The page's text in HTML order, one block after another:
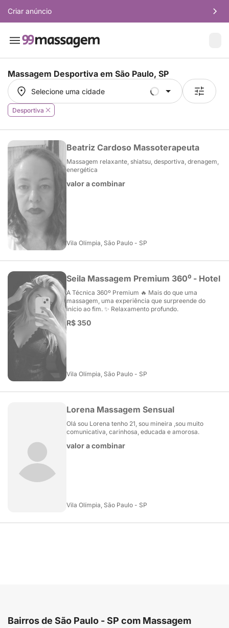
Criar anúncio
Massagem Desportiva em São Paulo, SP
Selecione uma cidade
Selecione uma cidade
Desportiva
Beatriz Cardoso Massoterapeuta
Massagem relaxante, shiatsu, desportiva, drenagem,
energética
valor a combinar
Vila Olímpia, São Paulo - SP
Seila Massagem Premium 360⁰ - Hotel
A Técnica 360º Premium 🔥 Mais do que uma
massagem, uma experiência que surpreende do
início ao fim. ✨ Relaxamento profundo.
R$ 350
Vila Olímpia, São Paulo - SP
Lorena Massagem Sensual
Olá sou Lorena tenho 21, sou mineira ,sou muito
comunicativa, carinhosa, educada e amorosa.
valor a combinar
Vila Olímpia, São Paulo - SP
Bairros de São Paulo - SP com Massagem